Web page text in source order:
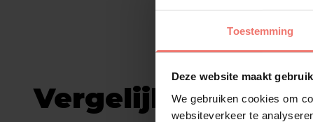
Toestemming
Deze website maakt
We gebruiken cookies om
websiteverkeer te
Vergelijkbare